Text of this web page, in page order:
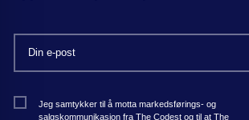
Jeg samtykker til å motta markedsførings- og
salgskommunikasjon fra The Codest og til at The